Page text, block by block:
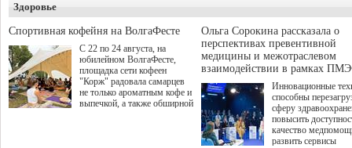
а сам он
Здоровье
Спортивная кофейня на ВолгаФесте
С 22 по 24 августа, на
юбилейном ВолгаФесте,
площадка сети кофеен
"Корж" радовала самарцев
не только ароматным кофе и
выпечкой, а также обширной
Ольга Сорокина рассказала о
перспективах превентивной
медицины и межотраслевом
взаимодействии в рамках
Инновационные
способны
сферу
повысить
качество
развить сервисы